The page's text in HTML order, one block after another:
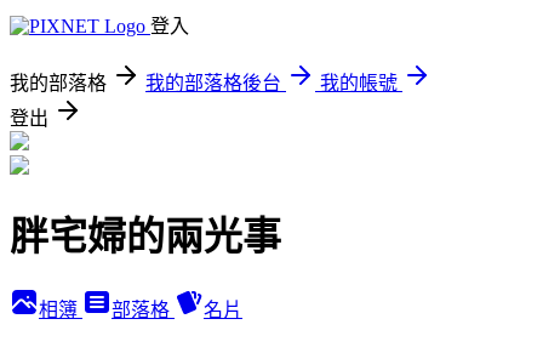
登入
我的部落格 我的部落格後台
我的帳號
登出
胖宅婦的兩光事
相簿 部落格 名片